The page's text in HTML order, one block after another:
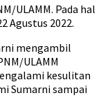
ULAMM. Pada hal
Agustus 2022.
mengambil
ULAMM
kesulitan
Sumarni sampai